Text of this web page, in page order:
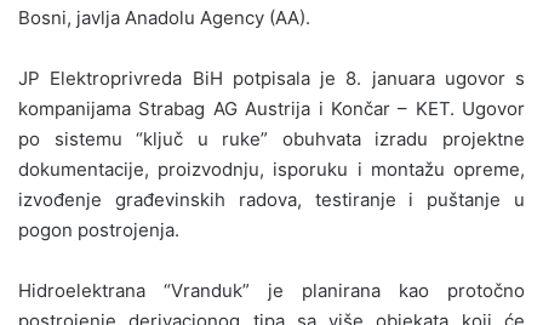
Bosni, javlja Anadolu Agency (AA).
JP Elektroprivreda BiH potpisala je 8. januara ugovor s
kompanijama Strabag AG Austrija i Končar – KET. Ugovor
po sistemu “ključ u ruke” obuhvata izradu projektne
dokumentacije, proizvodnju, isporuku i montažu opreme,
izvođenje građevinskih radova, testiranje i puštanje u
pogon postrojenja.
Hidroelektrana “Vranduk” je planirana kao protočno
postrojenje derivacionog tipa sa više objekata koji će